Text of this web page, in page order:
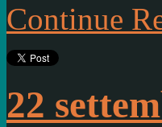
Continue
22